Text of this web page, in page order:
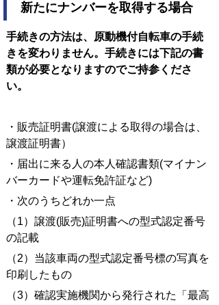
新たにナンバーを取得する場合
手続きの方法は、原動機付自転車の手続
きを変わりません。 手続きには下記の書
類が必要となりますのでご持参くださ
い。
・販売証明書(譲渡による取得の場合は、
譲渡証明書）
・届出に来る人の本人確認書類(マイナン
バーカードや運転免許証など)
・次のうちどれか一点
（1）譲渡(販売)証明書への型式認定番号
の記載
（2）当該車両の型式認定番号標の写真を
印刷したもの
（3）確認実施機関から発行された「最高